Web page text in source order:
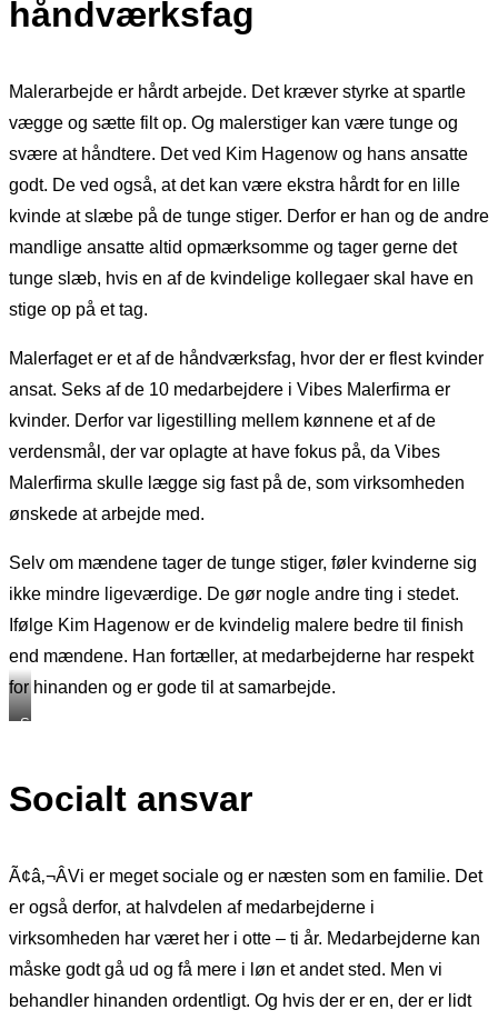
håndværksfag
Malerarbejde er hårdt arbejde. Det kræver styrke at spartle
vægge og sætte filt op. Og malerstiger kan være tunge og
svære at håndtere. Det ved Kim Hagenow og hans ansatte
godt. De ved også, at det kan være ekstra hårdt for en lille
kvinde at slæbe på de tunge stiger. Derfor er han og de andre
mandlige ansatte altid opmærksomme og tager gerne det
tunge slæb, hvis en af de kvindelige kollegaer skal have en
stige op på et tag.
Malerfaget er et af de håndværksfag, hvor der er flest kvinder
ansat. Seks af de 10 medarbejdere i Vibes Malerfirma er
kvinder. Derfor var ligestilling mellem kønnene et af de
verdensmål, der var oplagte at have fokus på, da Vibes
Malerfirma skulle lægge sig fast på de, som virksomheden
ønskede at arbejde med.
Selv om mændene tager de tunge stiger, føler kvinderne sig
ikke mindre ligeværdige. De gør nogle andre ting i stedet.
Ifølge Kim Hagenow er de kvindelig malere bedre til finish
end mændene. Han fortæller, at medarbejderne har respekt
for hinanden og er gode til at samarbejde.
Sanne
Karina
Socialt ansvar
Ã¢â‚¬ÂVi er meget sociale og er næsten som en familie. Det
er også derfor, at halvdelen af medarbejderne i
virksomheden har været her i otte – ti år. Medarbejderne kan
måske godt gå ud og få mere i løn et andet sted. Men vi
behandler hinanden ordentligt. Og hvis der er en, der er lidt